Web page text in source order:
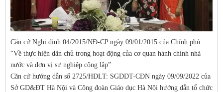
Căn cứ Nghị định 04/2015/NĐ-CP ngày 09/01/2015 của Chính phủ
“Về thực hiện dân chủ trong hoạt động của cơ quan hành chính nhà
nước và đơn vị sự nghiệp công lập”
Căn cứ hướng dẫn số 2725/HDLT: SGDDT-CĐN ngày 09/09/2022 của
Sở GD&ĐT Hà Nội và Công đoàn Giáo dục Hà Nội hướng dẫn tổ chức